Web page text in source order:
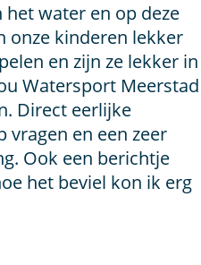
het water en op deze
onze kinderen lekker
en zijn ze lekker in
Watersport Meerstad
Direct eerlijke
vragen en een zeer
Ook een berichtje
het beviel kon ik erg